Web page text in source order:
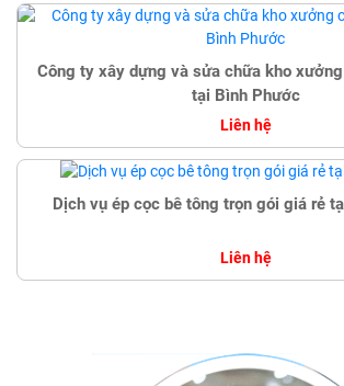
Công ty xây dựng và sửa chữa kho
tại Bình Phước
Liên hệ
Dịch vụ ép cọc bê tông trọn gói giá rẻ
Liên hệ